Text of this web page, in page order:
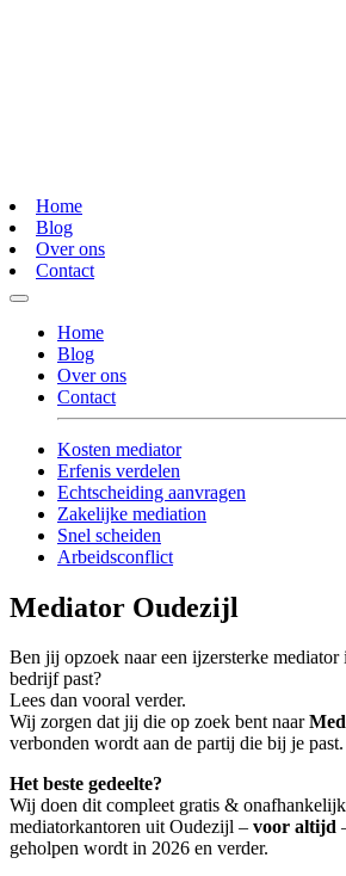
Home
Blog
Over ons
Contact
Home
Blog
Over ons
Contact
Kosten mediator
Erfenis verdelen
Echtscheiding aanvragen
Zakelijke mediation
Snel scheiden
Arbeidsconflict
Mediator Oudezijl
Ben jij opzoek naar een ijzersterke
bedrijf past?
Lees dan vooral verder.
Wij zorgen dat jij die op zoek bent naar
verbonden wordt aan de partij die bij je past.
Het beste gedeelte?
Wij doen dit compleet gratis &
mediatorkantoren uit Oudezijl – voor altijd
geholpen wordt in 2026 en verder.